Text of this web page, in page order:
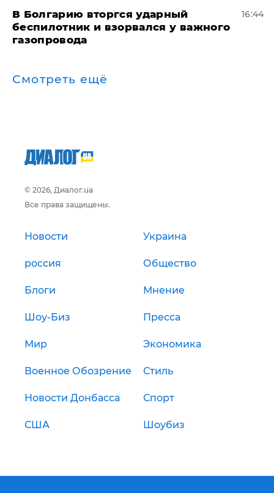
В Болгарию вторгся ударный
беспилотник и взорвался у важного
газопровода
16:44
Смотреть ещё
© 2026, Диалог.ua
Все права защищены.
Новости Украина
россия Общество
Блоги Мнение
Шоу-Биз Пресса
Мир Экономика
Военное Обозрение Стиль
Новости Донбасса Спорт
США Шоубиз